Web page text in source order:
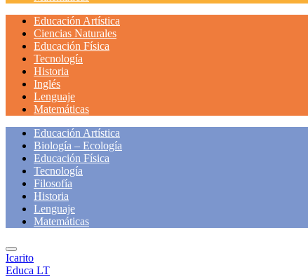
Educación Artística
Ciencias Naturales
Educación Física
Tecnología
Historia
Inglés
Lenguaje
Matemáticas
Educación Artística
Biología – Ecología
Educación Física
Tecnología
Filosofía
Historia
Lenguaje
Matemáticas
Icarito
Educa LT